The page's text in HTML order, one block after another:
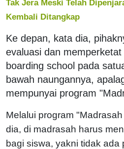
Tak Jera Meski Telah
Kembali Ditangkap
Ke depan, kata dia,
evaluasi dan memperketat
boarding school pada
bawah naungannya,
mempunyai program
Melalui program
dia, di madrasah harus
bagi siswa, yakni tidak ada